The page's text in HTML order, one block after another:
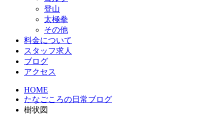
登山
太極拳
その他
料金について
スタッフ求人
ブログ
アクセス
HOME
たなごころの日常ブログ
樹状図